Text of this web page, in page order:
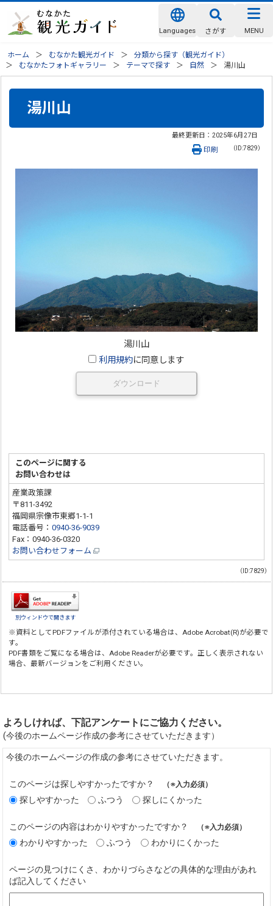
Languages さがす MENU
ホーム むなかた観光ガイド
分類から探す（観光ガイド）
むなかたフォトギャラリー
テーマで探す 自然 湯川山
湯川山
最終更新日： 2025年6月27日
（ID:7829）
印刷
湯川山
利用規約に同意します
ダウンロード
このページに関する
お問い合わせは
産業政策課
〒811-3492
福岡県宗像市東郷1-1-1
電話番号：0940-36-9039
Fax：0940-36-0320
お問い合わせフォーム
（ID:7829）
別ウィンドウで開きます
※資料としてPDFファイルが添付されている場合は、Adobe Acrobat(R)が必要で
す。
PDF書類をご覧になる場合は、Adobe Readerが必要です。正しく表示されない
場合、最新バージョンをご利用ください。